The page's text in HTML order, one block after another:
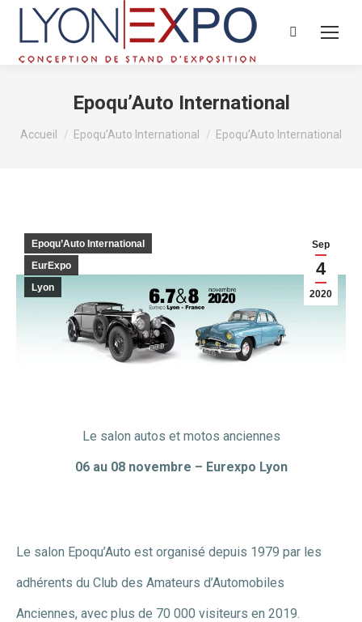
Recherche
Epoqu’Auto International
Vous êtes ici :
Accueil Epoqu’Auto International Epoqu’Auto International
Sep
4
2020
Epoqu’Auto International
EurExpo
Lyon
Le salon autos et motos anciennes
06 au 08 novembre – Eurexpo Lyon
Le salon Epoqu’Auto est organisé depuis 1979 par les
adhérents du Club des Amateurs d’Automobiles
Anciennes, avec plus de 70 000 visiteurs en 2019.